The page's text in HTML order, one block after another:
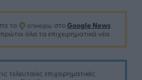
το στο Google News
όλα τα επιχειρηματικά νέα
τελευταίες επιχειρηματικές